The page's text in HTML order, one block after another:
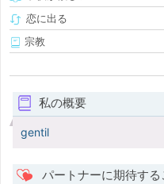
恋に出る
宗教
私の概要
gentil
パートナーに期待する